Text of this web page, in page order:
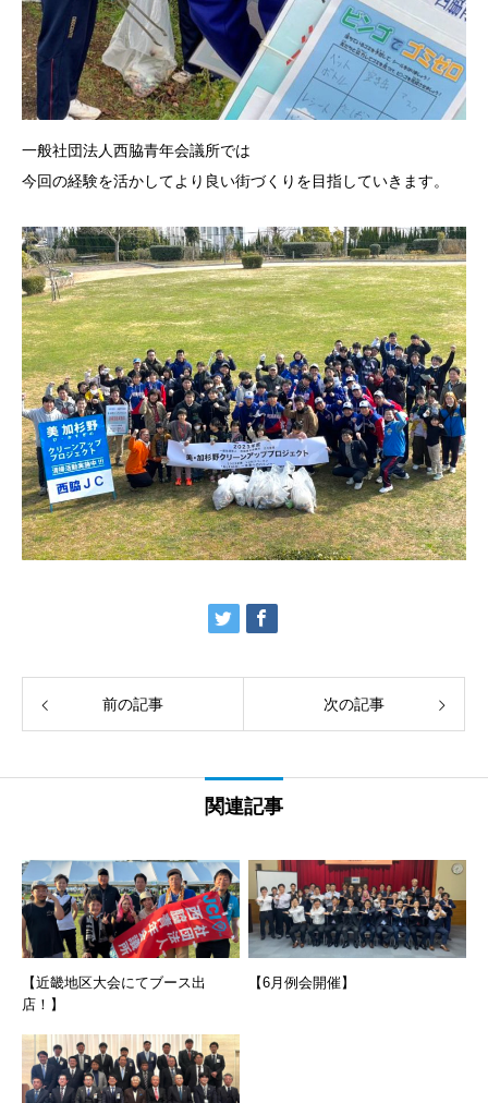
一般社団法人西脇青年会議所では
今回の経験を活かしてより良い街づくりを目指していきます。
前の記事 次の記事
関連記事
【近畿地区大会にてブース出
店！】
【6月例会開催】